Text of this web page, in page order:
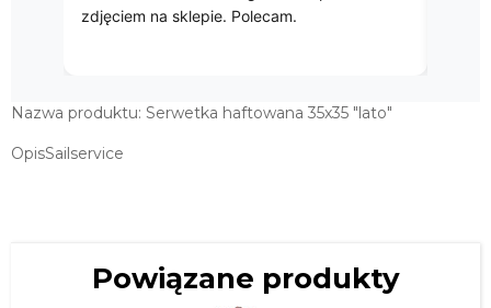
zdjęciem na sklepie. Polecam.
Nazwa produktu: Serwetka haftowana 35x35 "lato"
OpisSailservice
Powiązane produkty